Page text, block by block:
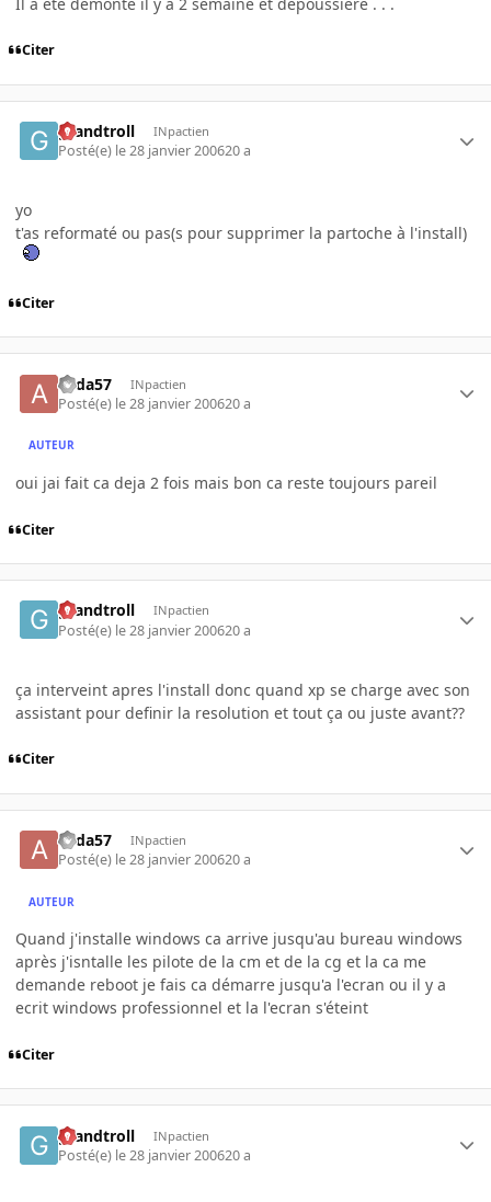
Citer
grandtroll INpactien
Posté(e) le 28 janvier 200620 a
yo
t'as reformaté ou pas(s pour supprimer la partoche à l'install)
Citer
alida57 INpactien
Posté(e) le 28 janvier 200620 a
AUTEUR
oui jai fait ca deja 2 fois mais bon ca reste toujours pareil
Citer
grandtroll INpactien
Posté(e) le 28 janvier 200620 a
ça interveint apres l'install donc quand xp se charge avec son
assistant pour definir la resolution et tout ça ou juste avant??
Citer
alida57 INpactien
Posté(e) le 28 janvier 200620 a
AUTEUR
Quand j'installe windows ca arrive jusqu'au bureau windows
après j'isntalle les pilote de la cm et de la cg et la ca me
demande reboot je fais ca démarre jusqu'a l'ecran ou il y a
ecrit windows professionnel et la l'ecran s'éteint
Citer
grandtroll INpactien
Posté(e) le 28 janvier 200620 a